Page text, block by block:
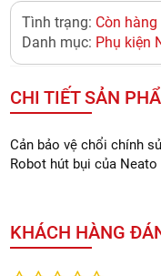
Tình trạng: Còn hàng
Danh mục: Phụ kiện
CHI TIẾT SẢN
Cản bảo vệ chổi chính
Robot hút bụi của Neato
KHÁCH HÀNG